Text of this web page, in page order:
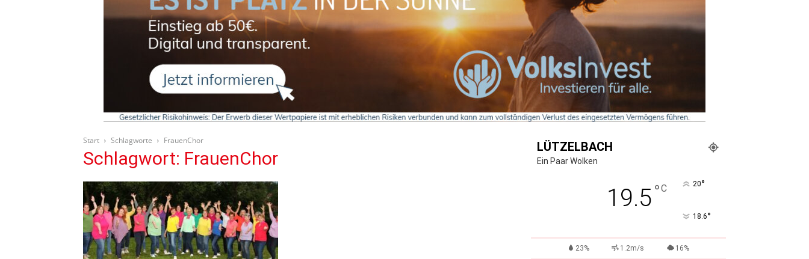
Start Schlagworte FrauenChor
Schlagwort: FrauenChor
LÜTZELBACH
Ein Paar Wolken
19.5°C 20°
18.6°
23% 1.2m/s 16%